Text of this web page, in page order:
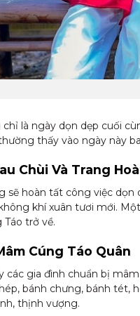
chỉ là ngày dọn dẹp cuối
thấy vào ngày này
Chùi Và Trang
sẽ hoàn tất công việc dọn
khí xuân tươi mới.
trở về.
Cúng Táo Quân
các gia đình chuẩn bị
bánh chưng, bánh tét,
thịnh vượng.